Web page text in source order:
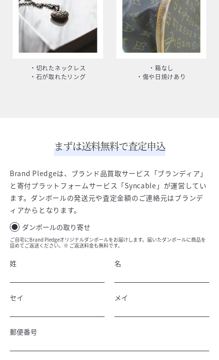
・切れたネックレス
・石が取れたリング
・箱なし
・傷や日焼けあり
まずは送料無料で査定申込
Brand Pledgeは、ブランド品買取サービス「ブランディア」
と寄付プラットフォームサービス「Syncable」が運営してい
ます。ダンボールの発送元や査定金額のご連絡元はブランデ
ィアからとなります。
ダンボールの取り寄せ
ご自宅にBrand Pledgeオリジナルダンボールをお届けします。届いたダンボールに商品を
詰めてご返送ください。※ ご返送料金も無料です。
姓 名
セイ メイ
郵便番号